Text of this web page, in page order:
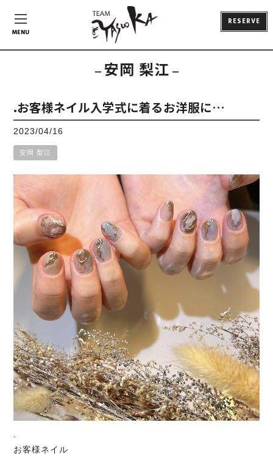
MENU
RESERVE
安岡 梨江
.お客様ネイル入学式に着るお洋服に…
2023/04/16
安岡 梨江
.
お客様ネイル